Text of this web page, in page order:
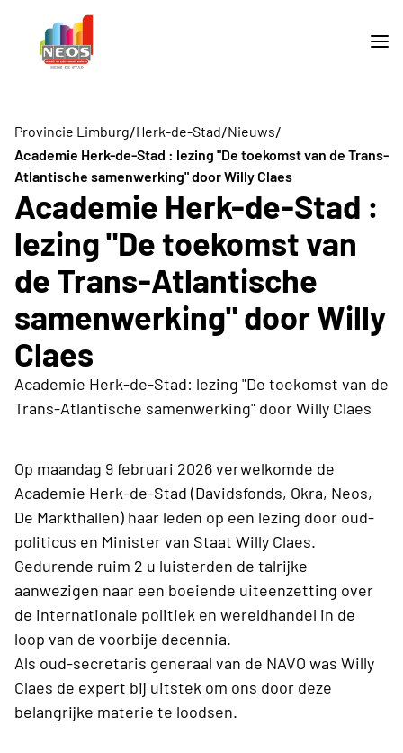
Provincie Limburg/Herk-de-Stad/Nieuws/
Academie Herk-de-Stad : lezing "De toekomst van de Trans-
Atlantische samenwerking" door Willy Claes
Academie Herk-de-Stad :
lezing "De toekomst van
de Trans-Atlantische
samenwerking" door Willy
Claes
Academie Herk-de-Stad: lezing "De toekomst van de
Trans-Atlantische samenwerking" door Willy Claes
Op maandag 9 februari 2026 verwelkomde de
Academie Herk-de-Stad (Davidsfonds, Okra, Neos,
De Markthallen) haar leden op een lezing door oud-
politicus en Minister van Staat Willy Claes.
Gedurende ruim 2 u luisterden de talrijke
aanwezigen naar een boeiende uiteenzetting over
de internationale politiek en wereldhandel in de
loop van de voorbije decennia.
Als oud-secretaris generaal van de NAVO was Willy
Claes de expert bij uitstek om ons door deze
belangrijke materie te loodsen.